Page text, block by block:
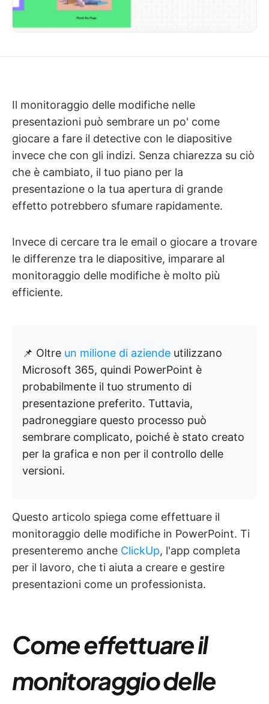
Il monitoraggio delle modifiche nelle
presentazioni può sembrare un po' come
giocare a fare il detective con le diapositive
invece che con gli indizi. Senza chiarezza su ciò
che è cambiato, il tuo piano per la
presentazione o la tua apertura di grande
effetto potrebbero sfumare rapidamente.
Invece di cercare tra le email o giocare a trovare
le differenze tra le diapositive, imparare al
monitoraggio delle modifiche è molto più
efficiente.
📌 Oltre un milione di aziende utilizzano
Microsoft 365, quindi PowerPoint è
probabilmente il tuo strumento di
presentazione preferito. Tuttavia,
padroneggiare questo processo può
sembrare complicato, poiché è stato creato
per la grafica e non per il controllo delle
versioni.
Questo articolo spiega come effettuare il
monitoraggio delle modifiche in PowerPoint. Ti
presenteremo anche ClickUp, l'app completa
per il lavoro, che ti aiuta a creare e gestire
presentazioni come un professionista.
Come effettuare il
monitoraggio delle